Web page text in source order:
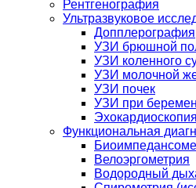
Рентгенография
Ультразвуковое
Допплерография
УЗИ брюшной
УЗИ коленного
УЗИ молочной
УЗИ почек
УЗИ при
Функциональная
Велоэргометрия
Водородный